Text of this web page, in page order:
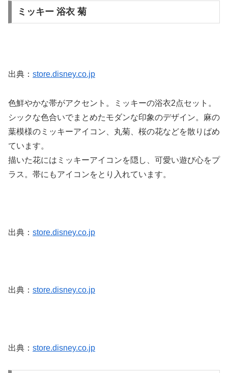
ミッキー 浴衣 菊
出典： store.disney.co.jp
色鮮やかな帯がアクセント。ミッキーの浴衣2点セット。
シックな色合いでまとめたモダンな印象のデザイン。麻の
葉模様のミッキーアイコン、丸菊、桜の花などを散りばめ
ています。
描いた花にはミッキーアイコンを隠し、可愛い遊び心をプ
ラス。帯にもアイコンをとり入れています。
出典： store.disney.co.jp
出典： store.disney.co.jp
出典： store.disney.co.jp